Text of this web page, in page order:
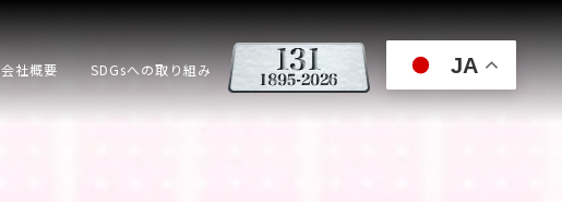
会社概要 SDGsへの取り組み JA